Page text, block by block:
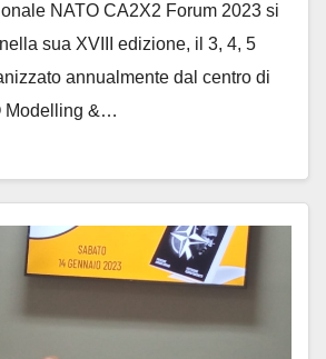
NATO CA2X2 Forum 2023 si
sua XVIII edizione, il 3, 4, 5
annualmente dal centro di
Modelling &…